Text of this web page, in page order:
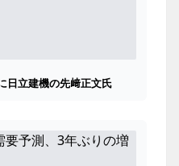
日立建機の先﨑正文氏